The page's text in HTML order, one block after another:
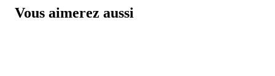
Vous aimerez aussi